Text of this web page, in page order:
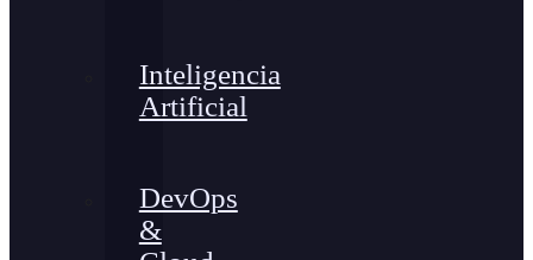
Inteligencia
Artificial
DevOps
&